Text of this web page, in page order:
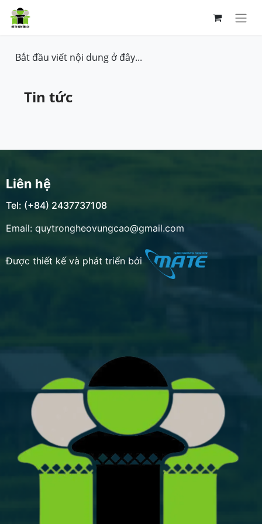
Bắt đầu viết nội dung ở đây...
Tin tức
Liên hệ
Tel: (+84) 2437737108
Email: quytrongheovungcao@gmail.com
Được thiết kế và phát triển bởi